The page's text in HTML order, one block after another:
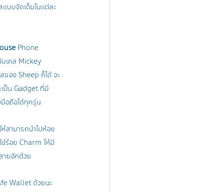
บบจัดเต็มในแต่ละ
Phone
เคส Mickey
ของ Sheep ก็ได้ จะ
เป็น Gadget ที่มี
อถือได้ทุกรุ่น
ห้สามารถนำไปห้อย
ช้ร้อย Charm ให้มี
ายอีกด้วย
Wallet ด้วยนะ